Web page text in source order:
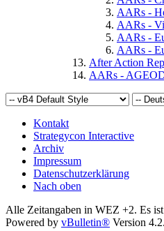
AARs -
AARs -
AARs -
AARs -
After Action
AARs -
Kontakt
Strategycon Interactive
Archiv
Impressum
Datenschutzerklärung
Nach oben
Alle Zeitangaben in WEZ +2. Es
Powered by vBulletin® Version